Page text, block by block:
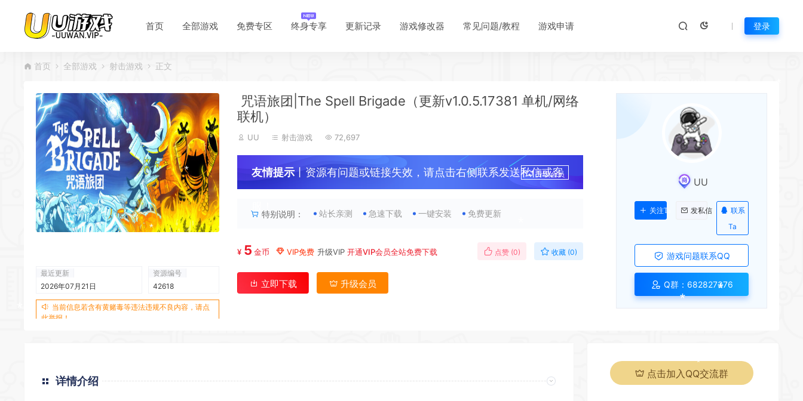
首页 全部游戏 免费专区 终身专享 更新记录 游戏修改器 常见问题/教程 游戏申请 登录
首页 全部游戏 射击游戏 正文
最近更新
2026年07月21日
资源编号
42618
当前信息若含有黄赌毒等违法违规不良内容，请点
此举报！
咒语旅团|The Spell Brigade（更新v1.0.5.17381 单机/网络
联机）
UU 射击游戏 72,697
友情提示丨资源有问题或链接失效，请点击右侧联系发送私信或客
升级会员
特别说明： 站长亲测 急速下载 一键安装 免费更新
¥ 5 金币 VIP免费 升级VIP 开通VIP会员全站免费下载 点赞 (0) 收藏 (0)
立即下载 升级会员
UU
关注Ta 发私信
联系
Ta
游戏问题联系QQ
Q群：682827376
详情介绍
点击加入QQ交流群
*
*
*
*